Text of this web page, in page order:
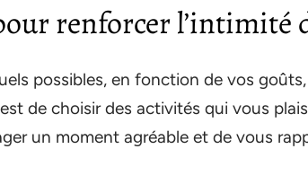
renforcer l’intimité
possibles, en fonction de vos
de choisir des activités qui vous
un moment agréable et de vous